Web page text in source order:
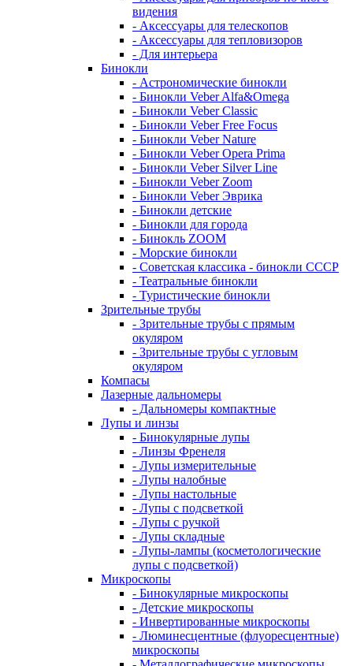
видения
- Аксессуары для телескопов
- Аксессуары для тепловизоров
- Для интерьера
Бинокли
- Астрономические бинокли
- Бинокли Veber Alfa&Omega
- Бинокли Veber Classic
- Бинокли Veber Free Focus
- Бинокли Veber Nature
- Бинокли Veber Opera Prima
- Бинокли Veber Silver Line
- Бинокли Veber Zoom
- Бинокли Veber Эврика
- Бинокли детские
- Бинокли для города
- Бинокль ZOOM
- Морские бинокли
- Советская классика - бинокли СССР
- Театральные бинокли
- Туристические бинокли
Зрительные трубы
- Зрительные трубы с прямым
окуляром
- Зрительные трубы с угловым
окуляром
Компасы
Лазерные дальномеры
- Дальномеры компактные
Лупы и линзы
- Бинокулярные лупы
- Линзы Френеля
- Лупы измерительные
- Лупы налобные
- Лупы настольные
- Лупы с подсветкой
- Лупы с ручкой
- Лупы складные
- Лупы-лампы (косметологические
лупы с подсветкой)
Микроскопы
- Бинокулярные микроскопы
- Детские микроскопы
- Инвертированные микроскопы
- Люминесцентные (флуоресцентные)
микроскопы